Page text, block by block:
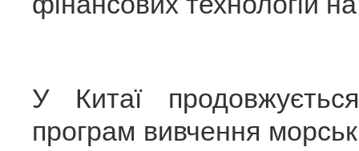
У Китаї
програм вивчення